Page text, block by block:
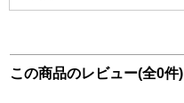
この商品のレビュー(全0件)